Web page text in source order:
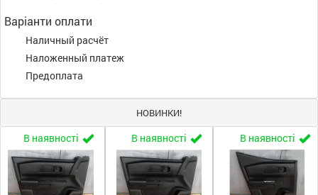
Варіанти оплати
Наличный расчёт
Наложенный платеж
Предоплата
НОВИНКИ!
В наявності В наявності В наявності